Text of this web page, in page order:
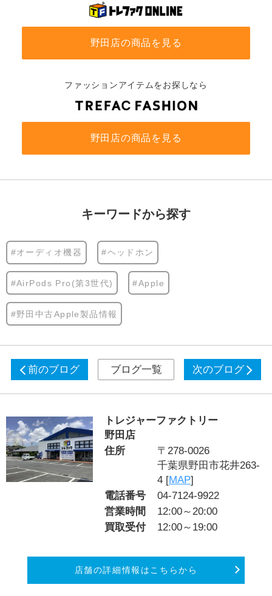
野田店の商品を見る
ファッションアイテムをお探しなら
野田店の商品を見る
キーワードから探す
#オーディオ機器 #ヘッドホン
#AirPods Pro(第3世代) #Apple
#野田中古Apple製品情報
前のブログ ブログ一覧 次のブログ
トレジャーファクトリー
野田店
住所
〒278-0026
千葉県野田市花井263-
4 [MAP]
電話番号
04-7124-9922
営業時間
12:00～20:00
買取受付
12:00～19:00
店舗の詳細情報はこちらから